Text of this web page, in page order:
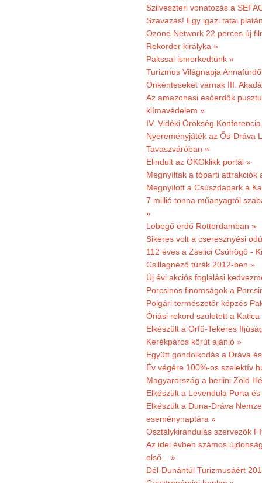
Szilveszteri vonatozás a
Szavazás! Egy igazi tatai
Ozone Network 22 perces új
Rekorder királyka »
Pakssal ismerkedtünk »
Turizmus Világnapja
Önkénteseket várnak III.
Az amazonasi esőerdők
klímavédelem »
IV. Vidéki Örökség
Nyereményjáték az Ős-Dráva
Tavaszváróban »
Elindult az ÖKOklikk portál »
Megnyíltak a tóparti attrakciók
Megnyílott a Csúszdapark a
7 millió tonna műanyagtól
»
Lebegő erdő Rotterdamban »
Sikeres volt a cseresznyési
112 éves a Zselici Csühögő -
Csillagnéző túrák 2012-ben »
Új évi akciós foglalási
Porcsinos finomságok a
Polgári természetőr képzés
Óriási rekord született a Katica
Elkészült a Orfű-Tekeres
Kerékpáros körút ajánló »
Együtt gondolkodás a Dráva
Év végére 100%-os szelektív
Magyarország a berlini Zöld
Elkészült a Levendula Porta
Elkészült a Duna-Dráva
eseménynaptára »
Osztálykirándulás szervezők
Az idei évben számos
első... »
Dél-Dunántúl Turizmusáért